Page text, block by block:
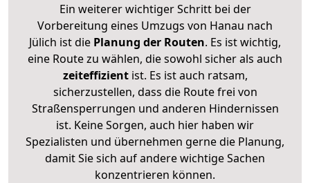
Ein weiterer wichtiger Schritt bei der
Vorbereitung eines Umzugs von Hanau nach
Jülich ist die Planung der Routen. Es ist wichtig,
eine Route zu wählen, die sowohl sicher als auch
zeiteffizientist. Es ist auch ratsam,
sicherzustellen, dass die Route frei von
Straßensperrungen und anderen Hindernissen
ist. Keine Sorgen, auch hier haben wir
Spezialisten und übernehmen gerne die Planung,
damit Sie sich auf andere wichtige Sachen
konzentrieren können.